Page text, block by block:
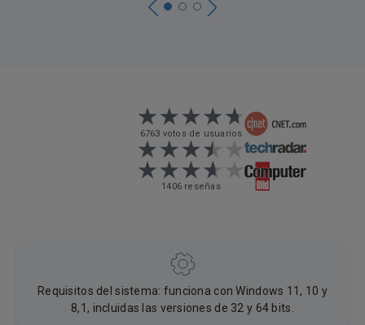
6763 votos de usuarios
1406 reseñas
Requisitos del sistema: funciona con Windows 11, 10 y
8,1, incluidas las versiones de 32 y 64 bits.